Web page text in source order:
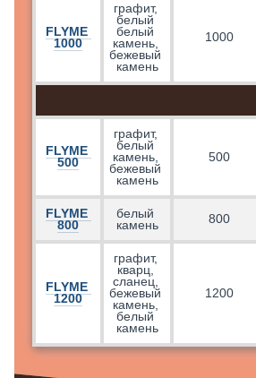
FLYME
1000
графит,
белый
белый
камень,
бежевый
камень
1000
FLYME
500
графит,
белый
камень,
бежевый
камень
500
FLYME
800
белый
камень
800
FLYME
1200
графит,
кварц,
сланец,
бежевый
камень,
белый
камень
1200